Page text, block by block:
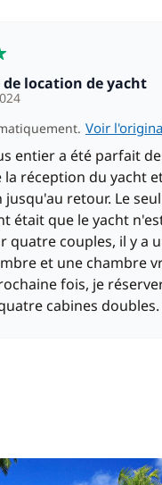
non inclus)
non inclus)
de location de yacht
Voir
entier a été parfait
la réception du yacht
jusqu'au retour. Le seul
était que le yacht
quatre couples, il y a
et une chambre
fois, je
cabines doubles.